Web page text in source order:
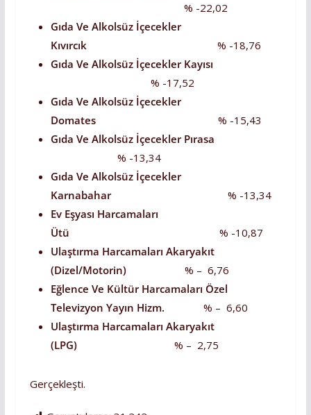
% -22,02
Gıda Ve Alkolsüz İçecekler
Kıvırcık % -18,76
Gıda Ve Alkolsüz İçeceklerKayısı
% -17,52
Gıda Ve Alkolsüz İçecekler
Domates % -15,43
Gıda Ve Alkolsüz İçecekler Pırasa
% -13,34
Gıda Ve Alkolsüz İçecekler
Karnabahar % -13,34
Ev Eşyası Harcamaları
Ütü % -10,87
Ulaştırma Harcamaları Akaryakıt
(Dizel/Motorin) % – 6,76
Eğlence Ve Kültür Harcamaları Özel
Televizyon Yayın Hizm. % – 6,60
Ulaştırma Harcamaları Akaryakıt
(LPG) % – 2,75
Gerçekleşti.